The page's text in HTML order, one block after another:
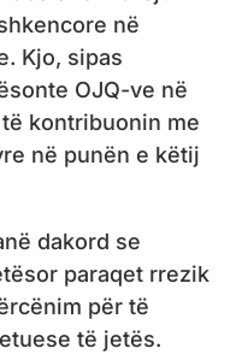
në
Kjo, sipas
OJQ-ve në
kontribuonin me
në punën e këtij
dakord se
paraqet rrezik
për të
të jetës.